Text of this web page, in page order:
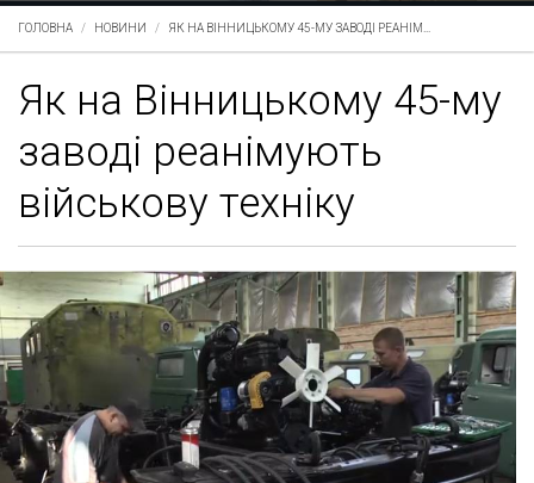
ГОЛОВНА НОВИНИ ЯК НА ВІННИЦЬКОМУ 45-МУ ЗАВОДІ РЕАНІМ...
Як на Вінницькому 45-му
заводі реанімують
військову техніку